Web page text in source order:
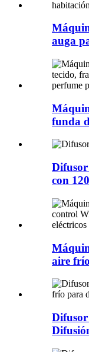
auga
funda
Difusor
con
aire
Difusor